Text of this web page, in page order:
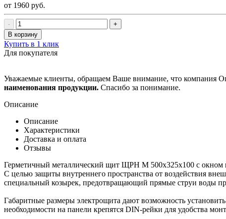
от 1960 руб.
-
+
В корзину
Купить в 1 клик
Для покупателя
Уважаемые клиенты, обращаем Ваше внимание, что компания
наименования продукции. Спасибо за понимание.
Описание
Описание
Характеристики
Доставка и оплата
Отзывы
Герметичный металлический щит ЩРН М 500х325х100 с окном
С целью защиты внутреннего пространства от воздействия
специальный козырек, предотвращающий прямые струи воды
Габаритные размеры электрощита дают возможность
необходимости на панели крепятся DIN-рейки для удобства